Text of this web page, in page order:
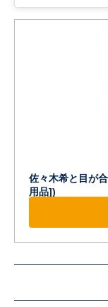
佐々木希と目が
用品])